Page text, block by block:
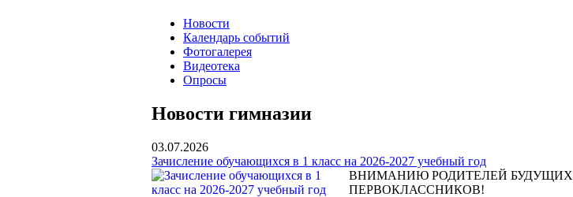
Новости
Календарь событий
Фотогалерея
Видеотека
Опросы
Новости гимназии
03.07.2026
Зачисление обучающихся в 1 класс на 2026-2027 учебный год
ВНИМАНИЮ РОДИТЕЛЕЙ БУДУЩИХ
ПЕРВОКЛАССНИКОВ!